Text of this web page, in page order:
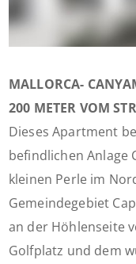
MALLORCA-
200 METER VOM
Dieses Apartment
befindlichen Anlage
kleinen Perle im
Gemeindegebiet
an der Höhlenseite
Golfplatz und dem